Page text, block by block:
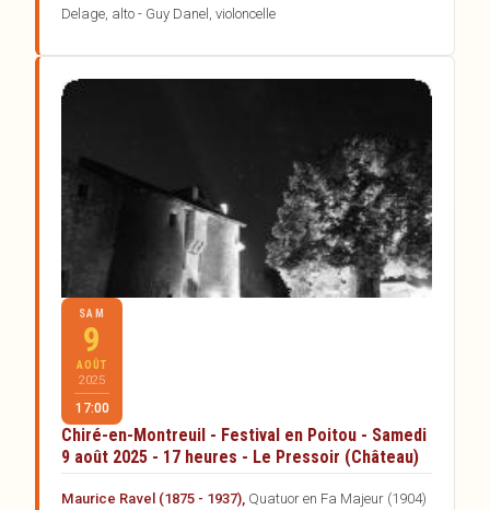
Delage, alto - Guy Danel, violoncelle
SAM
9
AOÛT
2025
17:00
Chiré-en-Montreuil - Festival en Poitou - Samedi
9 août 2025 - 17 heures - Le Pressoir (Château)
Maurice Ravel (1875 - 1937), Quatuor en Fa Majeur (1904)